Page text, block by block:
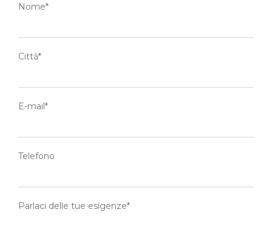
Nome*
Città*
E-mail*
Telefono
Parlaci delle tue esigenze*